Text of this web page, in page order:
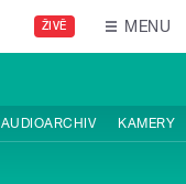
ŽIVĚ MENU
AUDIOARCHIV KAMERY